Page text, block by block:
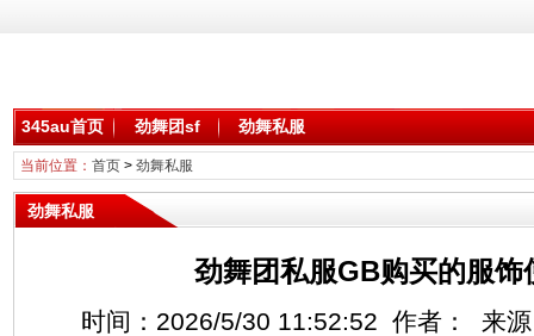
345au首页 劲舞团sf 劲舞私服
当前位置： 首页> 劲舞私服
劲舞私服
劲舞团私服GB购买的服饰
时间：2026/5/30 11:52:52 作者： 来